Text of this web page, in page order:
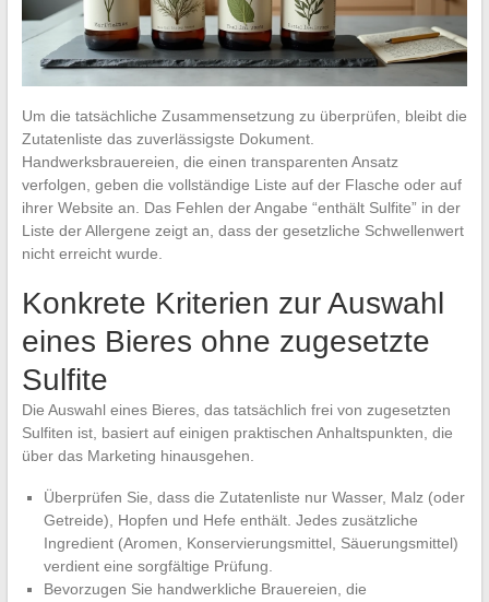
Um die tatsächliche Zusammensetzung zu überprüfen, bleibt die
Zutatenliste das zuverlässigste Dokument.
Handwerksbrauereien, die einen transparenten Ansatz
verfolgen, geben die vollständige Liste auf der Flasche oder auf
ihrer Website an. Das Fehlen der Angabe “enthält Sulfite” in der
Liste der Allergene zeigt an, dass der gesetzliche Schwellenwert
nicht erreicht wurde.
Konkrete Kriterien zur Auswahl
eines Bieres ohne zugesetzte
Sulfite
Die Auswahl eines Bieres, das tatsächlich frei von zugesetzten
Sulfiten ist, basiert auf einigen praktischen Anhaltspunkten, die
über das Marketing hinausgehen.
Überprüfen Sie, dass die Zutatenliste nur Wasser, Malz (oder
Getreide), Hopfen und Hefe enthält. Jedes zusätzliche
Ingredient (Aromen, Konservierungsmittel, Säuerungsmittel)
verdient eine sorgfältige Prüfung.
Bevorzugen Sie handwerkliche Brauereien, die